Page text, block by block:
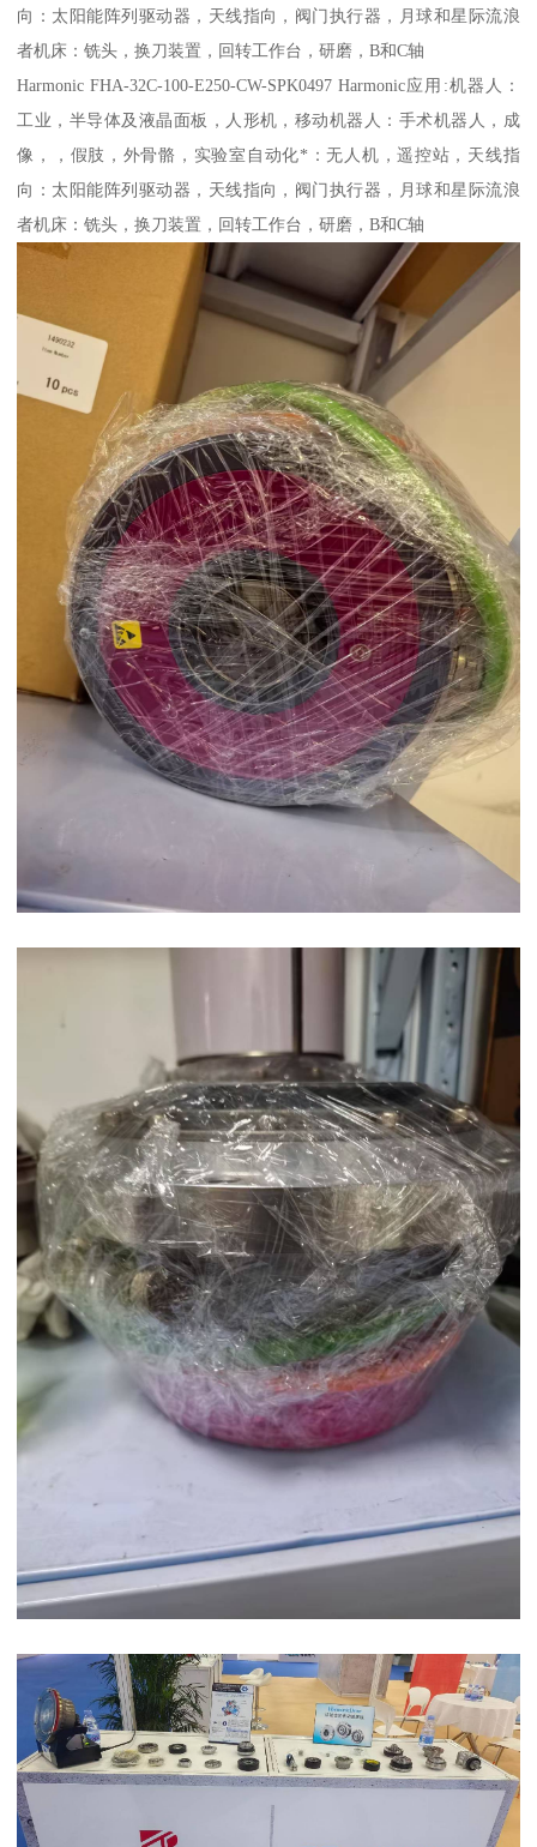
向：太阳能阵列驱动器，天线指向，阀门执行器，月球和星际流浪
者机床：铣头，换刀装置，回转工作台，研磨，B和C轴
Harmonic FHA-32C-100-E250-CW-SPK0497 Harmonic应用:机器人：
工业，半导体及液晶面板，人形机，移动机器人：手术机器人，成
像，，假肢，外骨骼，实验室自动化*：无人机，遥控站，天线指
向：太阳能阵列驱动器，天线指向，阀门执行器，月球和星际流浪
者机床：铣头，换刀装置，回转工作台，研磨，B和C轴